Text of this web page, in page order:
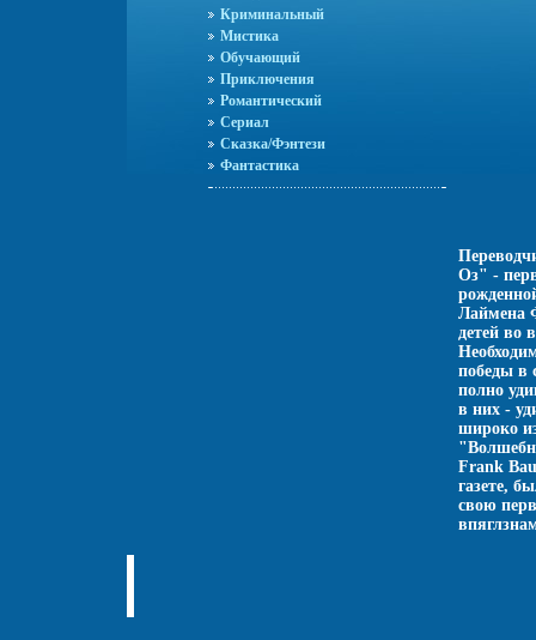
Криминальный
Мистика
Обучающий
Приключения
Романтический
Сериал
Сказка/Фэнтези
Фантастика
Оз" -
Лаймена
детей во
победы в
полно
в них -
широко
Frank
газете,
свою